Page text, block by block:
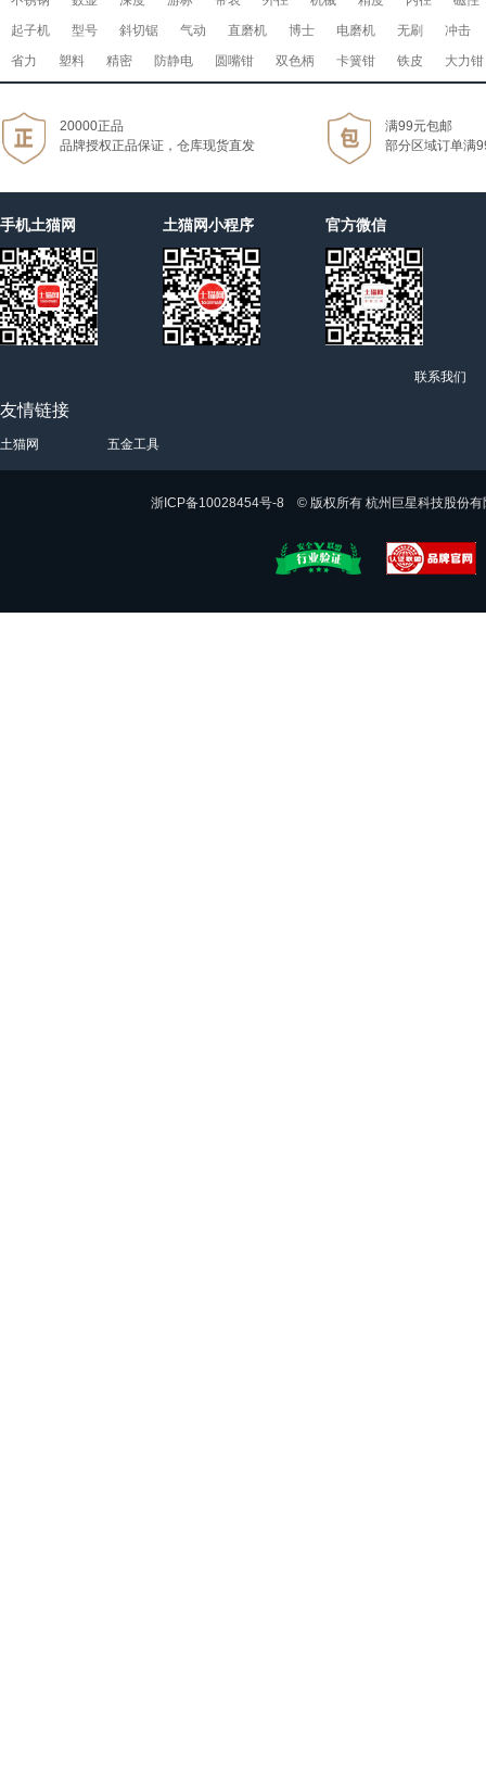
起子机
型号 斜切锯 气动 直磨机 博士 电磨机 无刷
冲击
省力
塑料 精密 防静电 圆嘴钳 双色柄 卡簧钳 铁皮 大力钳
20000正品
品牌授权正品保证，仓库现货直发
满99元包邮
部分区域订单满
手机土猫网 土猫网小程序 官方微信
联系我们
友情链接
土猫网 五金工具
浙ICP备10028454号-8 © 版权所有 杭州巨星科技股份